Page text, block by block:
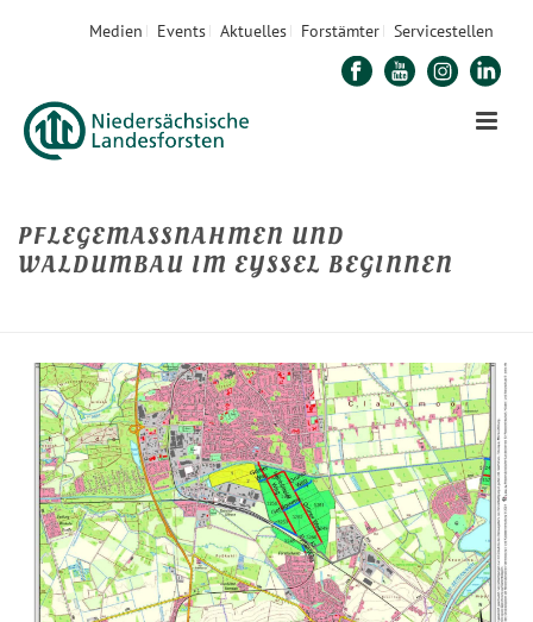
Medien Events Aktuelles Forstämter Servicestellen
PFLEGEMASSNAHMEN UND W
ALDUMBAU IM EYSSEL BEGINNEN